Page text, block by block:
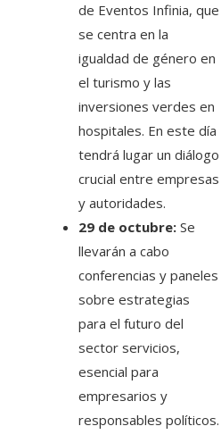
de Eventos Infinia, que
se centra en la
igualdad de género en
el turismo y las
inversiones verdes en
hospitales. En este día
tendrá lugar un diálogo
crucial entre empresas
y autoridades.
29 de octubre: Se
llevarán a cabo
conferencias y paneles
sobre estrategias
para el futuro del
sector servicios,
esencial para
empresarios y
responsables políticos.